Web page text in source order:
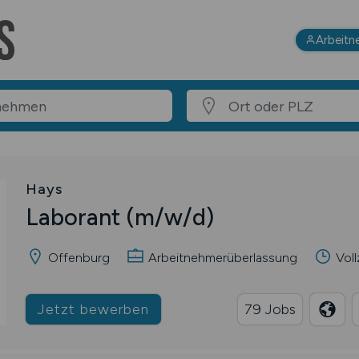
Hays
Laborant (m/w/d)
Offenburg Arbeitnehmerüberlassung
Jetzt bewerben 79 Jobs